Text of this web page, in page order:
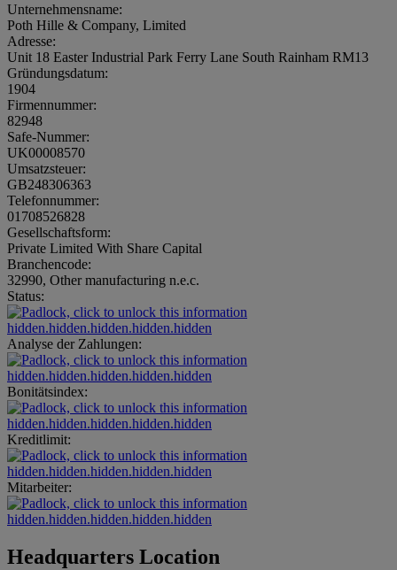
Unternehmensname:
Poth Hille & Company, Limited
Adresse:
Unit 18 Easter Industrial Park Ferry Lane South Rainham RM13
Gründungsdatum:
1904
Firmennummer:
82948
Safe-Nummer:
UK00008570
Umsatzsteuer:
GB248306363
Telefonnummer:
01708526828
Gesellschaftsform:
Private Limited With Share Capital
Branchencode:
32990, Other manufacturing n.e.c.
Status:
hidden.hidden.hidden.hidden.hidden
Analyse der Zahlungen:
hidden.hidden.hidden.hidden.hidden
Bonitätsindex:
hidden.hidden.hidden.hidden.hidden
Kreditlimit:
hidden.hidden.hidden.hidden.hidden
Mitarbeiter:
hidden.hidden.hidden.hidden.hidden
Headquarters Location